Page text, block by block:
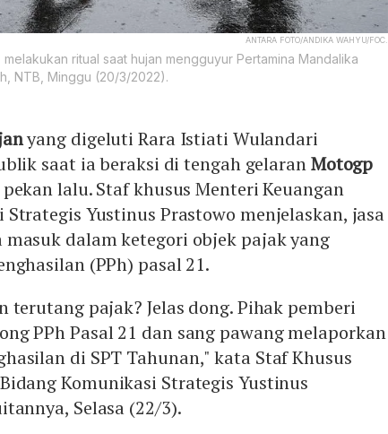
ANTARA FOTO/ANDIKA WAHYU/FOC.
ritual saat hujan mengguyur Pertamina Mandalika
NTB, Minggu (20/3/2022).
yang digeluti Rara Istiati Wulandari
saat ia beraksi di tengah gelaranMotogp
lalu. Staf khusus Menteri Keuangan
Yustinus Prastowo menjelaskan, jasa
dalam ketegori objek pajak yang
(PPh) pasal 21.
terutang pajak? Jelas dong. Pihak pemberi
PPh Pasal 21 dan sang pawang melaporkan
di SPT Tahunan," kata Staf Khusus
Komunikasi Strategis Yustinus
Selasa (22/3).